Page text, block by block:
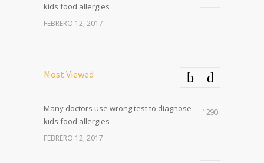
kids food allergies
FEBRERO 12, 2017
Most Viewed
Many doctors use wrong test to diagnose
kids food allergies
1290
FEBRERO 12, 2017